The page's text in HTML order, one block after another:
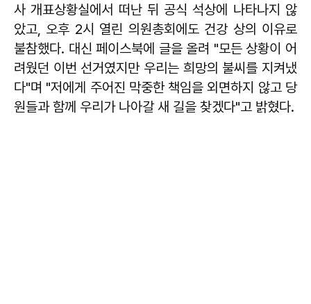
사 개표상황실에서 떠난 뒤 공식 석상에 나타나지 않
았고, 오후 2시 열린 의원총회에도 건강 상의 이유로
불참했다. 대신 페이스북에 글을 올려 "모든 상황이 어
려웠던 이번 선거였지만 우리는 희망의 불씨를 지켜냈
다"며 "저에게 주어진 막중한 책임을 외면하지 않고 당
원들과 함께 우리가 나아갈 새 길을 찾겠다"고 밝혔다.